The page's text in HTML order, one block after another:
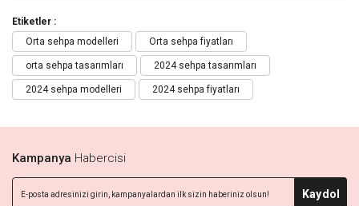
Etiketler :
Orta sehpa modelleri
Orta sehpa fiyatları
orta sehpa tasarımları 2024 sehpa tasarımları
2024 sehpa modelleri 2024 sehpa fiyatları
Kampanya Habercisi
Kaydol